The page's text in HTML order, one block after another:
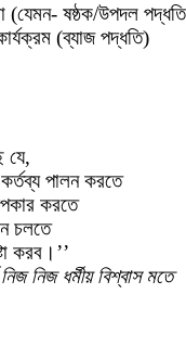
ষষ্ঠক/উপদল
(ব্যাজ পদ্ধতি)
যে,
পালন করতে
করতে
চলতে
করব।’’
নিজ ধর্মীয় বিশ্বাস মতে